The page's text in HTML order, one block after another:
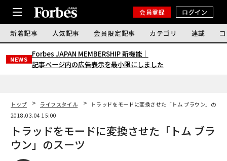
会員登録 ログイン
新着記事 人気記事 会員限定記事 カテゴリ 連載
NEWS
Forbes JAPAN MEMBERSHIP 新機能｜
記事ページ内の広告表示を最小限にしました
トップ ライフスタイル
トラッドをモードに変換させた「トム ブラウン」のス
2018.03.04 15:00
トラッドをモードに変換させた「トム ブラ
ウン」のスーツ